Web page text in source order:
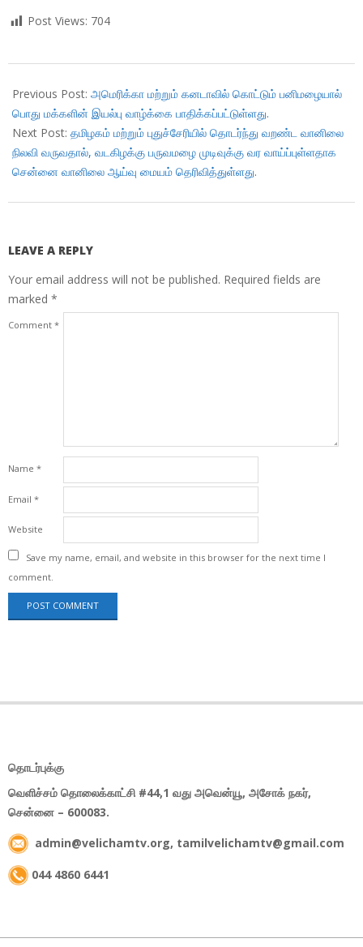
Post Views: 704
12-
30
Previous Post: அமெரிக்கா மற்றும் கனடாவில் கொட்டும் பனிமழையால்
பொது மக்களின் இயல்பு வாழ்க்கை பாதிக்கப்பட்டுள்ளது.
Next Post: தமிழகம் மற்றும் புதுச்சேரியில் தொடர்ந்து வறண்ட வானிலை
நிலவி வருவதால், வடகிழக்கு பருவமழை முடிவுக்கு வர வாய்ப்புள்ளதாக
சென்னை வானிலை ஆய்வு மையம் தெரிவித்துள்ளது.
LEAVE A REPLY
Your email address will not be published. Required fields are
marked *
Comment *
Name *
Email *
Website
Save my name, email, and website in this browser for the next time I
comment.
தொடர்புக்கு
வெளிச்சம் தொலைக்காட்சி #44,1 வது அவென்யூ, அசோக் நகர்,
சென்னை – 600083.
admin@velichamtv.org, tamilvelichamtv@gmail.com
044 4860 6441